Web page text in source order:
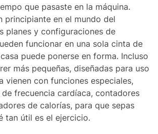
que pasaste en la máquina.
principiante en el mundo del
planes y configuraciones de
funcionar en una sola cinta de
puede ponerse en forma. Incluso
más pequeñas, diseñadas para uso
vienen con funciones especiales,
frecuencia cardíaca, contadores
de calorías, para que sepas
tan útil es el ejercicio.